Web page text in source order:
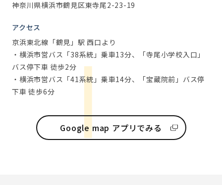
神奈川県横浜市鶴見区東寺尾2-23-19
アクセス
京浜東北線「鶴見」駅 西口より
・横浜市営バス「38系統」乗車13分、「寺尾小学校入口」
バス停下車 徒歩2分
・横浜市営バス「41系統」乗車14分、「宝蔵院前」バス停
下車 徒歩6分
Google map アプリでみる